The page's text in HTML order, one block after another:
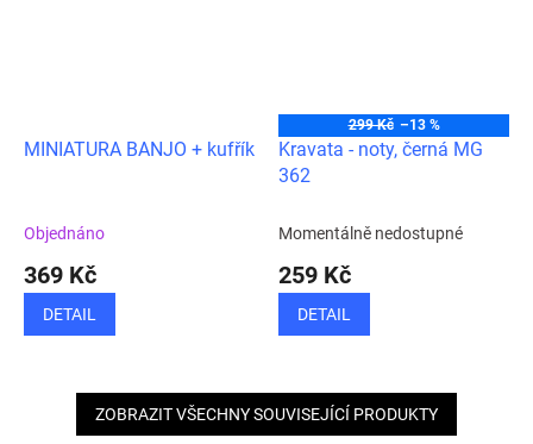
MINIATURA BANJO + kufřík
Objednáno
369 Kč
DETAIL
299 Kč –13 %
Kravata - noty, černá MG
362
Momentálně nedostupné
259 Kč
DETAIL
ZOBRAZIT VŠECHNY SOUVISEJÍCÍ PRODUKTY